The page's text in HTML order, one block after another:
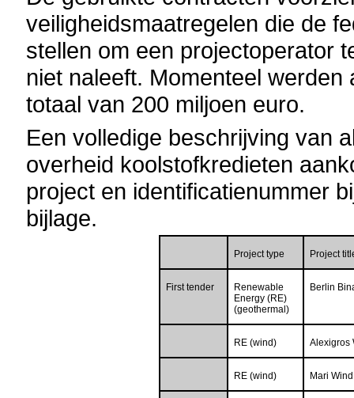
veiligheidsmaatregelen die de
stellen om een projectoperator
niet naleeft. Momenteel
totaal van 200 miljoen euro.
Een volledige beschrijving van
overheid koolstofkredieten
project en identificatienummer
bijlage.
Project type Project
First tender
Renewable
Energy (RE)
(geothermal)
Berlin
RE (wind) Alexigros
RE (wind) Mari